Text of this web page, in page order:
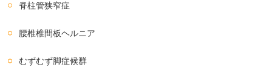
脊柱管狭窄症
腰椎椎間板ヘルニア
むずむず脚症候群